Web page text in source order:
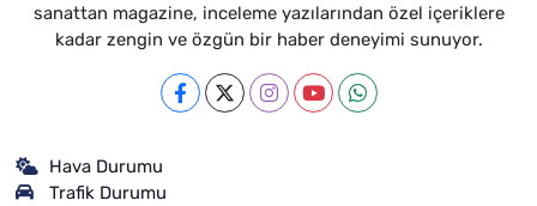
sanattan magazine, inceleme yazılarından özel içeriklere
kadar zengin ve özgün bir haber deneyimi sunuyor.
Hava Durumu
Trafik Durumu